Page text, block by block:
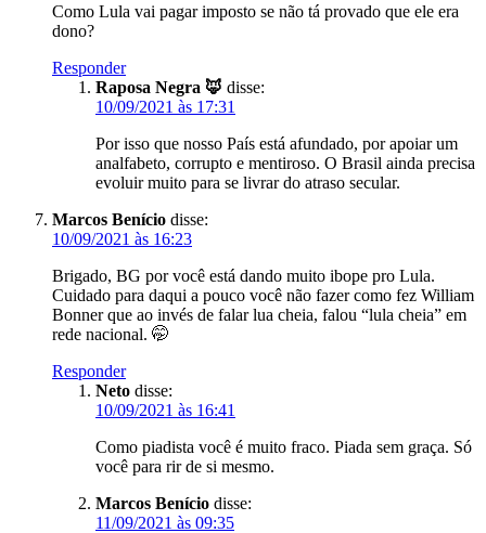
Como Lula vai pagar imposto se não tá provado que ele era
dono?
Responder
Raposa Negra 🦊 disse:
10/09/2021 às 17:31
Por isso que nosso País está afundado, por apoiar um
analfabeto, corrupto e mentiroso. O Brasil ainda precisa
evoluir muito para se livrar do atraso secular.
Marcos Benício disse:
10/09/2021 às 16:23
Brigado, BG por você está dando muito ibope pro Lula.
Cuidado para daqui a pouco você não fazer como fez William
Bonner que ao invés de falar lua cheia, falou “lula cheia” em
rede nacional. 🤭
Responder
Neto disse:
10/09/2021 às 16:41
Como piadista você é muito fraco. Piada sem graça. Só
você para rir de si mesmo.
Marcos Benício disse:
11/09/2021 às 09:35